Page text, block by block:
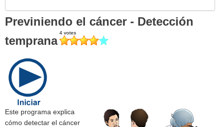
Previniendo el cáncer - Detección
temprana
Este programa explica
cómo detectar el cáncer